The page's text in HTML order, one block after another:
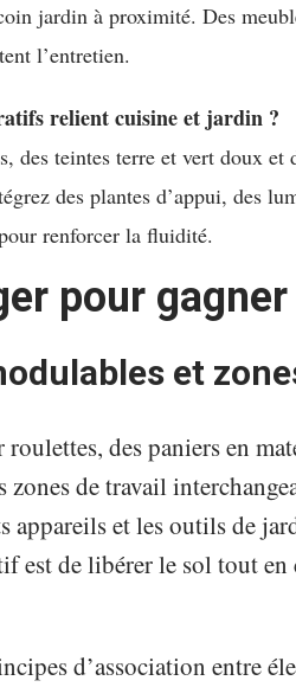
jardin à proximité. Des
l’entretien.
relient cuisine et jardin ?
des teintes terre et vert doux et
des plantes d’appui, des
renforcer la fluidité.
pour
et
des paniers en
zones de travail
appareils et les outils de
est de libérer le sol tout en
d’association entre